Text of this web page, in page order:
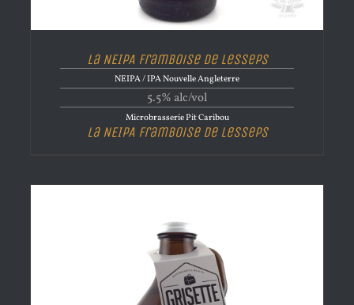
La NEIPA Framboise de Lesseps
NEIPA / IPA Nouvelle Angleterre
5.5% alc/vol
Microbrasserie Pit Caribou
La NEIPA Framboise de Lesseps